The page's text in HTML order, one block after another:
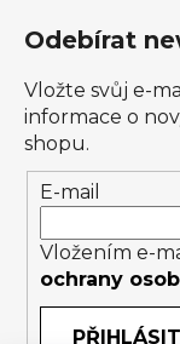
Odebírat
Vložte svůj e-
informace o
shopu.
E-mail
Vložením e-
ochrany